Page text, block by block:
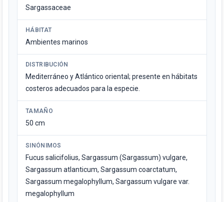
Sargassaceae
HÁBITAT
Ambientes marinos
DISTRIBUCIÓN
Mediterráneo y Atlántico oriental; presente en hábitats
costeros adecuados para la especie.
TAMAÑO
50 cm
SINÓNIMOS
Fucus salicifolius, Sargassum (Sargassum) vulgare,
Sargassum atlanticum, Sargassum coarctatum,
Sargassum megalophyllum, Sargassum vulgare var.
megalophyllum